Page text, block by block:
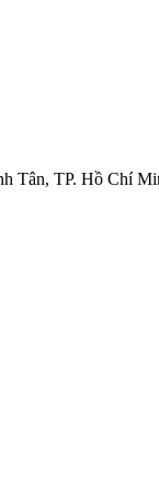
Tân, TP. Hồ Chí